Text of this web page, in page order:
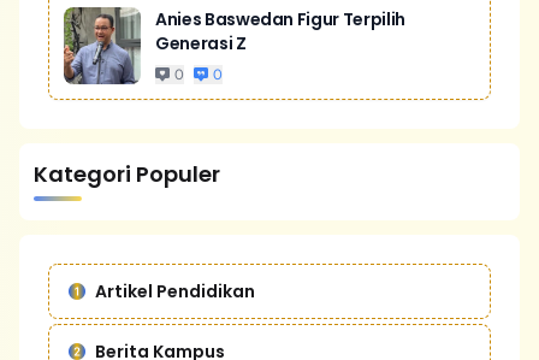
Anies Baswedan Figur Terpilih
Generasi Z
0 0
Kategori Populer
Artikel Pendidikan
Berita Kampus